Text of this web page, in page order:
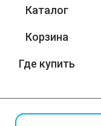
Каталог
Корзина
Где купить